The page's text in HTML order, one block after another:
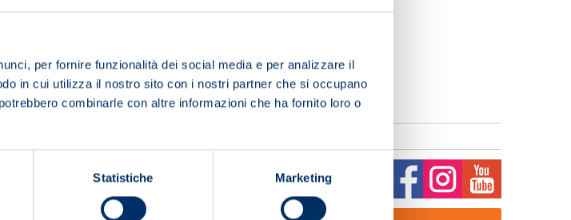
per fornire funzionalità dei social media e per analizzare il
in cui utilizza il nostro sito con i nostri partner che si occupano
combinarle con altre informazioni che ha fornito loro o
Statistiche Marketing